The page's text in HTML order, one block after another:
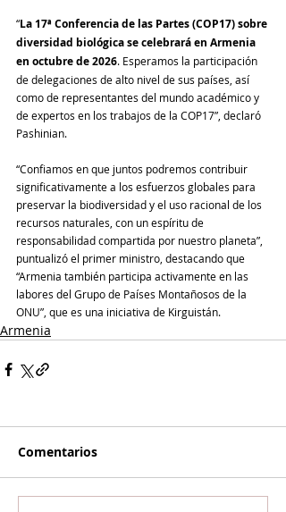
“La 17ª Conferencia de las Partes (COP17) sobre
diversidad biológica se celebrará en Armenia
en octubre de 2026. Esperamos la participación
de delegaciones de alto nivel de sus países, así
como de representantes del mundo académico y
de expertos en los trabajos de la COP17”, declaró
Pashinian.
“Confiamos en que juntos podremos contribuir
significativamente a los esfuerzos globales para
preservar la biodiversidad y el uso racional de los
recursos naturales, con un espíritu de
responsabilidad compartida por nuestro planeta”,
puntualizó el primer ministro, destacando que
“Armenia también participa activamente en las
labores del Grupo de Países Montañosos de la
ONU”, que es una iniciativa de Kirguistán.
Armenia
Comentarios